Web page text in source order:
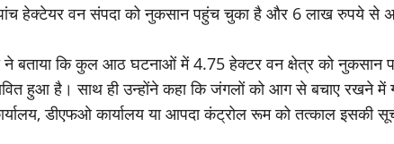
हेक्टेयर वन संपदा को नुकसान पहुंच चुका है और 6 लाख रुपये से
ने बताया कि कुल आठ घटनाओं में 4.75 हेक्टर वन क्षेत्र को
हुआ है। साथ ही उन्होंने कहा कि जंगलों को आग से बचाए रखने में
डीएफओ कार्यालय या आपदा कंट्रोल रूम को तत्काल इसकी